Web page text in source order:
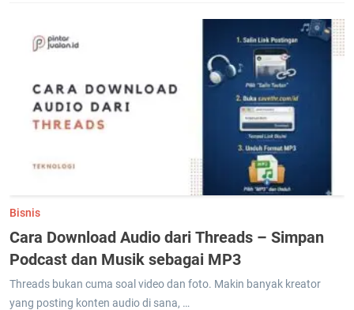
Bisnis
Cara Download Audio dari Threads – Simpan
Podcast dan Musik sebagai MP3
Threads bukan cuma soal video dan foto. Makin banyak kreator
yang posting konten audio di sana, …